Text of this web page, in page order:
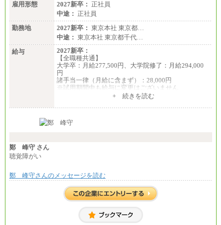
雇用形態
2027新卒： 正社員
中途： 正社員
勤務地
2027新卒： 東京本社 東京都…
中途： 東京本社 東京都千代…
給与
2027新卒：
【全職種共通】
大学卒：月給277,500円、大学院修了：月給294,000
円
諸手当一律（月給に含まず）：28,000円
※試用期間中も給与に変更はございません
月給370,000円～
ます。
+ 続きを読む
鄭 峰守 さん
聴覚障がい
鄭 峰守さんのメッセージを読む